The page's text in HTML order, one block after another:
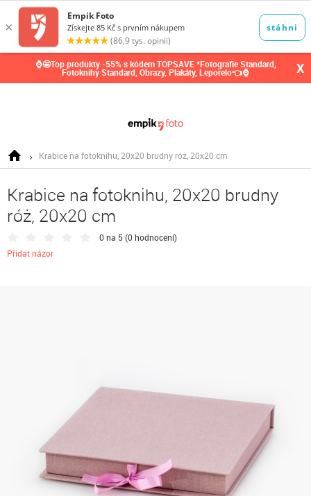
⌚🤩Top produkty -55% s kódem TOPSAVE *Fotografie Standard,
Fotoknihy Standard, Obrazy, Plakáty, Leporelo👈⌚ X
Krabice na fotoknihu, 20x20 brudny róż, 20x20 cm
Krabice na fotoknihu, 20x20 brudny
róż, 20x20 cm
0 na 5 (0 hodnocení)
Přidat názor